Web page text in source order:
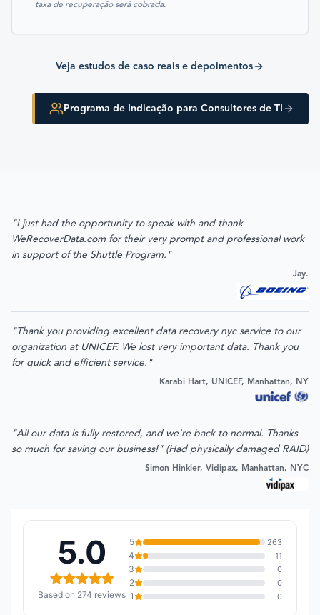
taxa de recuperação será cobrada.
Veja estudos de caso reais e depoimentos
Programa de Indicação para Consultores de TI
"I just had the opportunity to speak with and thank
WeRecoverData.com for their very prompt and professional work
in support of the Shuttle Program."
Jay.
"Thank you providing excellent data recovery nyc service to our
organization at UNICEF. We lost very important data. Thank you
for quick and efficient service."
Karabi Hart, UNICEF, Manhattan, NY
"All our data is fully restored, and we're back to normal. Thanks
so much for saving our business!" (Had physically damaged RAID)
Simon Hinkler, Vidipax, Manhattan, NYC
5.0
Based on 274 reviews
5 263
4 11
3 0
2 0
1 0